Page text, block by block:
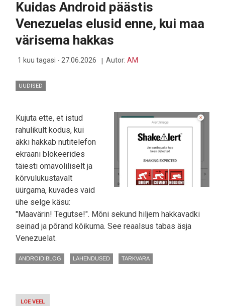
NUTISÕLTUVUST
Kuidas Android päästis
Venezuelas elusid enne, kui maa
värisema hakkas
1 kuu tagasi - 27.06.2026 Autor: AM
UUDISED
Kujuta ette, et istud
rahulikult kodus, kui
äkki hakkab nutitelefon
ekraani blokeerides
täiesti omavoliliselt ja
kõrvulukustavalt
üürgama, kuvades vaid
ühe selge käsu:
"Maavärin! Tegutse!". Mõni sekund hiljem hakkavadki
seinad ja põrand kõikuma. See reaalsus tabas äsja
Venezuelat.
ANDROIDIBLOG LAHENDUSED TARKVARA
LOE VEEL